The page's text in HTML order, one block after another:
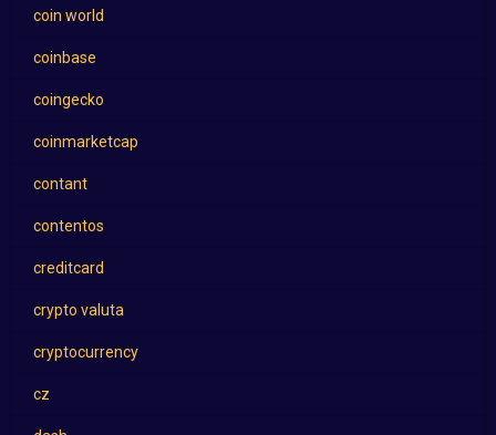
coin world
coinbase
coingecko
coinmarketcap
contant
contentos
creditcard
crypto valuta
cryptocurrency
cz